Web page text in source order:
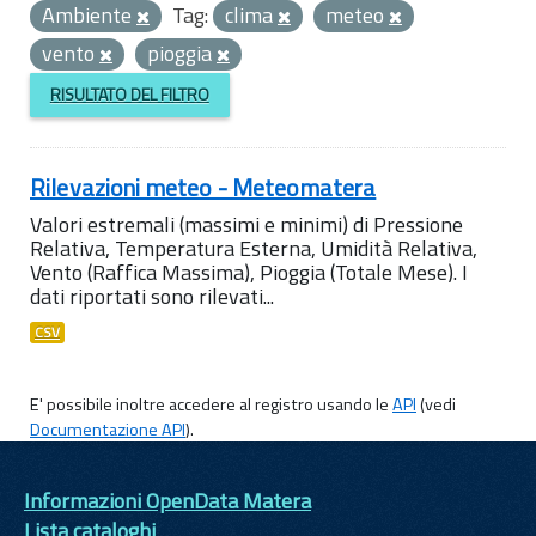
Ambiente
Tag: clima
meteo
vento
pioggia
RISULTATO DEL FILTRO
Rilevazioni meteo - Meteomatera
Valori estremali (massimi e minimi) di Pressione
Relativa, Temperatura Esterna, Umidità Relativa,
Vento (Raffica Massima), Pioggia (Totale Mese). I
dati riportati sono rilevati...
CSV
E' possibile inoltre accedere al registro usando leAPI(vedi
Documentazione API).
Informazioni OpenData Matera